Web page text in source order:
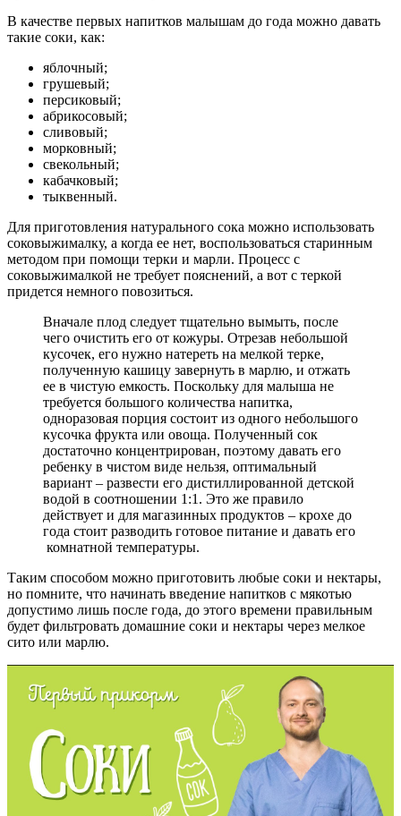
В качестве первых напитков малышам до года можно давать
такие соки, как:
яблочный;
грушевый;
персиковый;
абрикосовый;
сливовый;
морковный;
свекольный;
кабачковый;
тыквенный.
Для приготовления натурального сока можно использовать
соковыжималку, а когда ее нет, воспользоваться старинным
методом при помощи терки и марли. Процесс с
соковыжималкой не требует пояснений, а вот с теркой
придется немного повозиться.
Вначале плод следует тщательно вымыть, после
чего очистить его от кожуры. Отрезав небольшой
кусочек, его нужно натереть на мелкой терке,
полученную кашицу завернуть в марлю, и отжать
ее в чистую емкость. Поскольку для малыша не
требуется большого количества напитка,
одноразовая порция состоит из одного небольшого
кусочка фрукта или овоща. Полученный сок
достаточно концентрирован, поэтому давать его
ребенку в чистом виде нельзя, оптимальный
вариант – развести его дистиллированной детской
водой в соотношении 1:1. Это же правило
действует и для магазинных продуктов – крохе до
года стоит разводить готовое питание и давать его
комнатной температуры.
Таким способом можно приготовить любые соки и нектары,
но помните, что начинать введение напитков с мякотью
допустимо лишь после года, до этого времени правильным
будет фильтровать домашние соки и нектары через мелкое
сито или марлю.